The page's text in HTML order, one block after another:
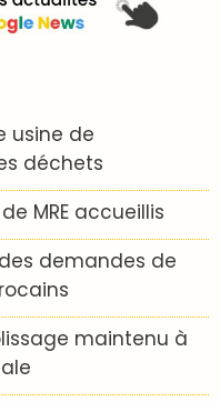
usine de
déchets
MRE accueillis
demandes de
maintenu à